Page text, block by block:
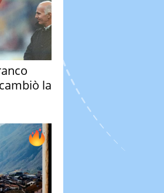
la